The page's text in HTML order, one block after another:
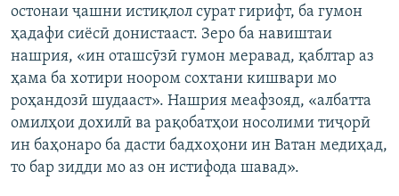
остонаи ҷашни истиқлол сурат гирифт, ба гумон
ҳадафи сиёсӣ донистааст. Зеро ба навиштаи
нашрия, «ин оташсӯзӣ гумон меравад, қаблтар аз
ҳама ба хотири ноором сохтани кишвари мо
роҳандозӣ шудааст». Нашрия меафзояд, «албатта
омилҳои дохилӣ ва рақобатҳои носолими тиҷорӣ
ин баҳонаро ба дасти бадхоҳони ин Ватан медиҳад,
то бар зидди мо аз он истифода шавад».